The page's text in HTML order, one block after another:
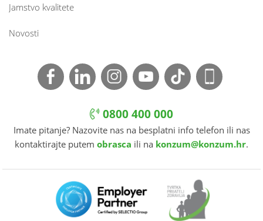
Jamstvo kvalitete
Novosti
0800 400 000
Imate pitanje? Nazovite nas na besplatni info telefon ili nas
kontaktirajte putem obrasca ili na konzum@konzum.hr.